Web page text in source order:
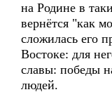
на Родине в
вернётся "как
сложилась его
Востоке: для
славы: победы
людей.